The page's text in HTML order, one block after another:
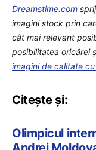
Dreamstime.com
imagini stock prin
cât mai relevant
posibilitatea oricărei
imagini de calitate
Citește și:
Olimpicul